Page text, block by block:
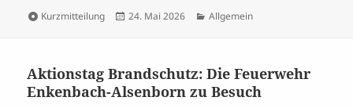
Format
Kurzmitteilung
Veröffentlicht
24. Mai 2026 Kategorien
Allgemein
Aktionstag Brandschutz: Die Feuerwehr
Enkenbach-Alsenborn zu Besuch